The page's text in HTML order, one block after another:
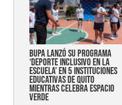
Bupa lanzó su programa
‘Deporte Inclusivo en la
Escuela’ en 5 instituciones
educativas de Quito
mientras celebra espacio
verde